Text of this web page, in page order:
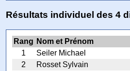
Résultats individuel des 4
Rang Nom et Prénom
1
Seiler Michael
2
Rosset Sylvain